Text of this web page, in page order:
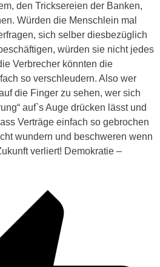
den Tricksereien der Banken,
Würden die Menschlein mal
sich selber diesbezüglich
würden sie nicht jedes
Verbrecher könnten die
so verschleudern. Also wer
die Finger zu sehen, wer sich
auf`s Auge drücken lässt und
Verträge einfach so gebrochen
wundern und beschweren wenn
verliert! Demokratie –